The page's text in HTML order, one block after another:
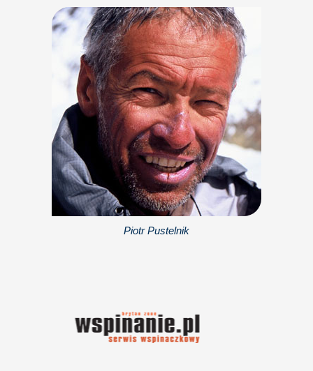
Piotr Pustelnik